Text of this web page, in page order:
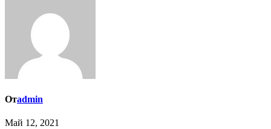
Отadmin
Май 12, 2021